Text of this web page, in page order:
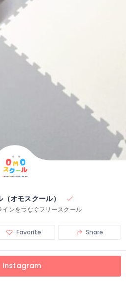
オモスクール）
インをつなぐフリースクール
Favorite Share
Instagram